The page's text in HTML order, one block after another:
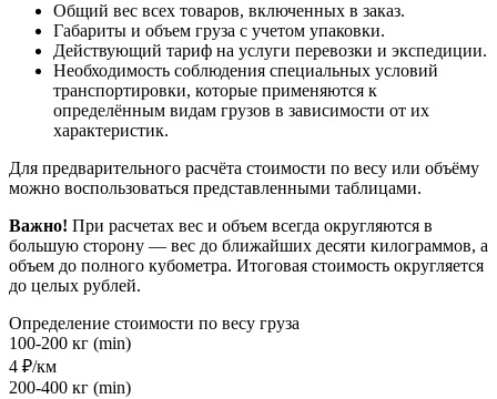
Общий вес всех товаров, включенных в заказ.
Габариты и объем груза с учетом упаковки.
Действующий тариф на услуги перевозки и экспедиции.
Необходимость соблюдения специальных условий
транспортировки, которые применяются к
определённым видам грузов в зависимости от их
характеристик.
Для предварительного расчёта стоимости по весу или объёму
можно воспользоваться представленными таблицами.
Важно! При расчетах вес и объем всегда округляются в
большую сторону — вес до ближайших десяти килограммов, а
объем до полного кубометра. Итоговая стоимость округляется
до целых рублей.
Определение стоимости по весу груза
100-200 кг (min)
4 ₽/км
200-400 кг (min)